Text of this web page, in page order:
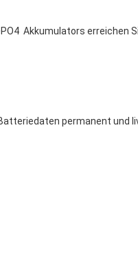
Akkumulators erreichen
permanent und